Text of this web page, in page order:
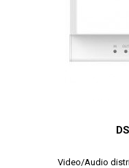
Video/Audio